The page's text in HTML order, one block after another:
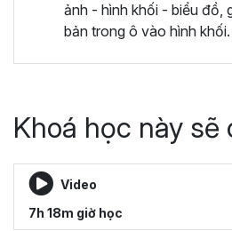
ảnh - hình khối - biểu đồ,
bản trong ô vào hình khối.
Khoá học này sẽ
Video
7h 18m giờ học